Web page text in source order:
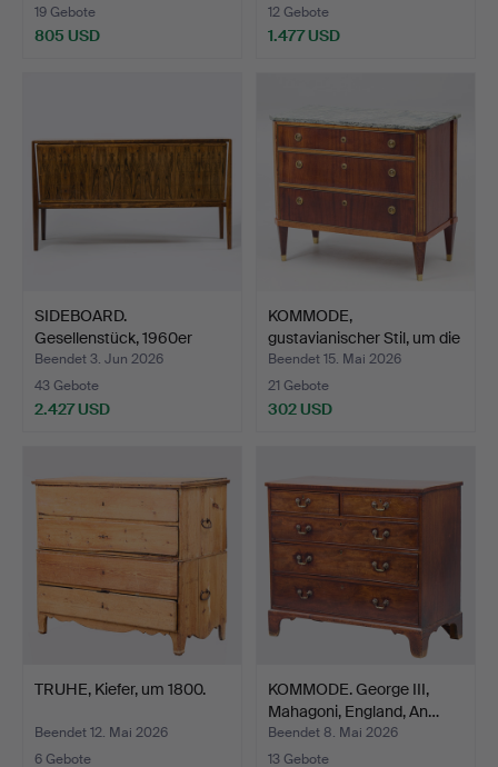
19 Gebote
805 USD
12 Gebote
1.477 USD
SIDEBOARD.
Gesellenstück, 1960er
Jahre, Sc…
Beendet 3. Jun 2026
43 Gebote
2.427 USD
KOMMODE,
gustavianischer Stil, um die
Mitt…
Beendet 15. Mai 2026
21 Gebote
302 USD
TRUHE, Kiefer, um 1800.
Beendet 12. Mai 2026
6 Gebote
KOMMODE. George III,
Mahagoni, England, An…
Beendet 8. Mai 2026
13 Gebote